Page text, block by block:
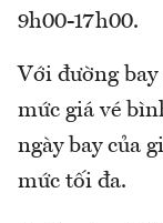
9h00-17h00.
Với đường
mức giá vé
ngày bay của
mức tối đa.